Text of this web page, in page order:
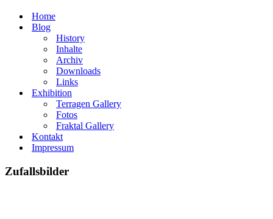
Home
Blog
History
Inhalte
Archiv
Downloads
Links
Exhibition
Terragen Gallery
Fotos
Fraktal Gallery
Kontakt
Impressum
Zufallsbilder